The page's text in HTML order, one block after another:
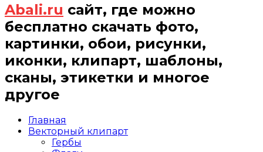
Abali.ru сайт, где можно
бесплатно скачать фото,
картинки, обои, рисунки,
иконки, клипарт, шаблоны,
сканы, этикетки и многое
другое
Главная
Векторный клипарт
Гербы